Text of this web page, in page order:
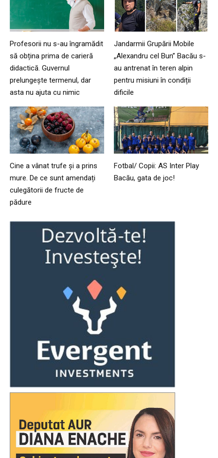
Profesorii nu s-au îngramădit
să obțina prima de carieră
didactică. Guvernul
prelungește termenul, dar
asta nu ajuta cu nimic
Jandarmii Grupării Mobile
„Alexandru cel Bun” Bacău s-
au antrenat în teren alpin
pentru misiuni în condiții
dificile
Cine a vânat trufe și a prins
mure. De ce sunt amendați
culegătorii de fructe de
pădure
Fotbal/ Copii: AS Inter Play
Bacău, gata de joc!